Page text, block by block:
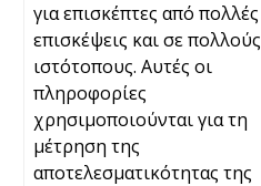
για επισκέπτες από πολλές
επισκέψεις και σε πολλούς
ιστότοπους. Αυτές οι
πληροφορίες
χρησιμοποιούνται για τη
μέτρηση της
αποτελεσματικότητας της